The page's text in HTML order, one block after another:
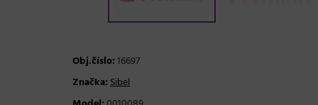
Obj.číslo:16697
Značka:Sibel